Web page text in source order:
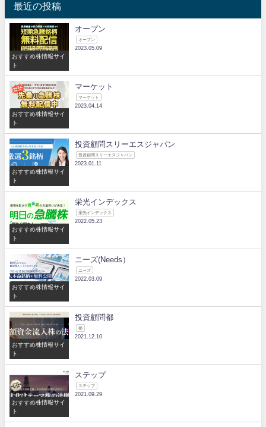
最近の投稿
おすすめ株情報サイ
ト
オープン
オープン
2023.05.09
おすすめ株情報サイ
ト
マーケット
マーケット
2023.04.14
おすすめ株情報サイ
ト
投資顧問スリーエスジャパン
投資顧問スリーエスジャパン
2023.01.11
おすすめ株情報サイ
ト
栄光インデックス
栄光インデックス
2022.05.23
おすすめ株情報サイ
ト
ニーズ(Needs）
ニーズ
2022.03.09
おすすめ株情報サイ
ト
投資顧問都
都
2021.12.10
おすすめ株情報サイ
ト
ステップ
ステップ
2021.09.29